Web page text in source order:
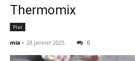
Thermomix
Plat
mia - 28 janvier 2025 0